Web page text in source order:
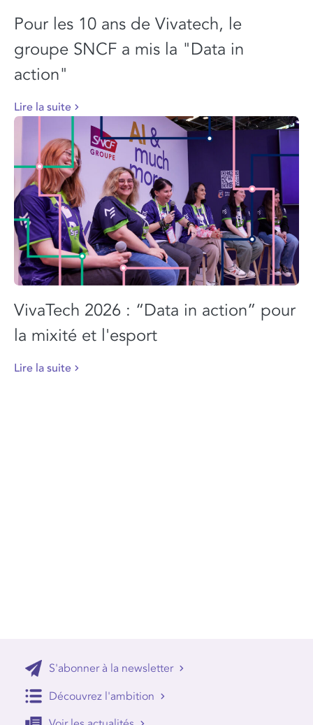
Pour les 10 ans de Vivatech, le
groupe SNCF a mis la "Data in
action"
Lire la suite
VivaTech 2026 : “Data in action” pour
la mixité et l'esport
Lire la suite
S'abonner à la newsletter
Découvrez l'ambition